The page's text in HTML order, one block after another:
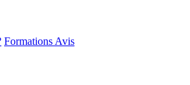
Formations Avis